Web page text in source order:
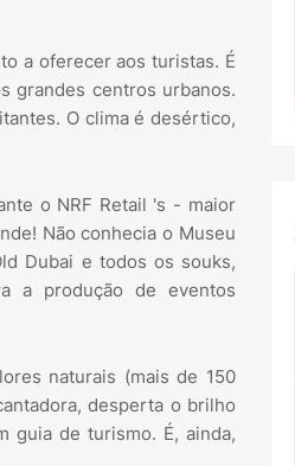
a oferecer aos turistas. É
grandes centros urbanos.
O clima é desértico,
o NRF Retail 's - maior
Não conhecia o Museu
Dubai e todos os souks,
a produção de eventos
naturais (mais de 150
desperta o brilho
guia de turismo. É, ainda,